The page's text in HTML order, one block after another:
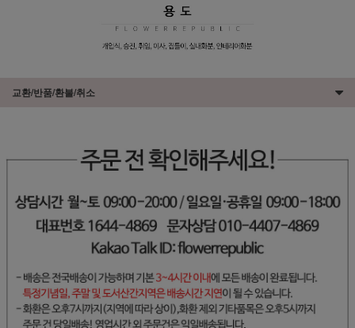
교환/반품/환불/취소